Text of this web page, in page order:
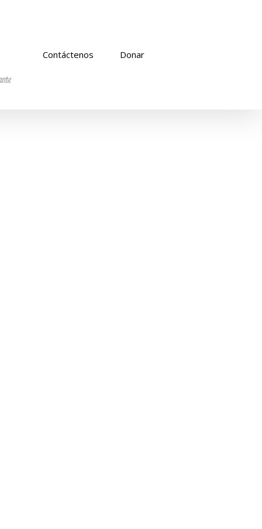
Contáctenos Donar